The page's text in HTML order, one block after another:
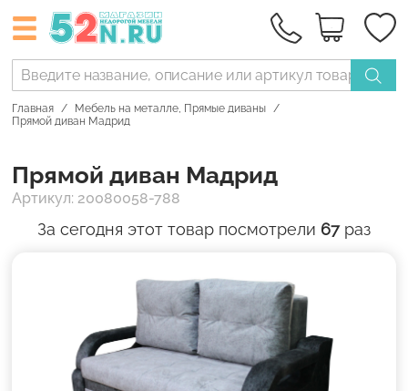
Главная Мебель на металле, Прямые диваны
Прямой диван Мадрид
Прямой диван Мадрид
Артикул: 20080058-788
За сегодня этот товар посмотрели 67раз